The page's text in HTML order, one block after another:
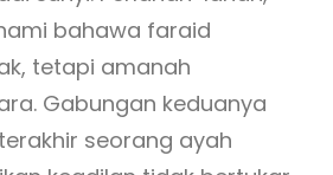
bahawa faraid
tetapi amanah
Gabungan keduanya
seorang ayah